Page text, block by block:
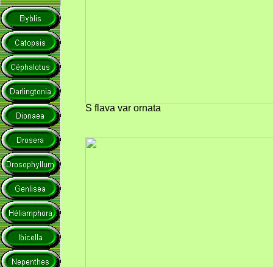
S flava var ornata